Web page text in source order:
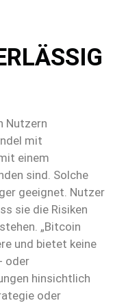
Nutzern
mit
einem
sind. Solche
geeignet. Nutzer
sie die Risiken
„Bitcoin
und bietet keine
oder
hinsichtlich
oder